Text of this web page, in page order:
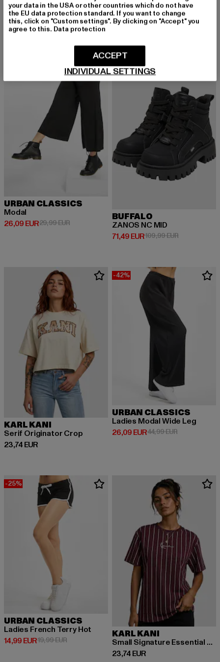
AIMN
Oversized Anorak
76,40 EUR
Derzeitiger Preis: 76,40 EUR
190,99 EURAktionspreis: 190,99 EUR
URBAN CLASSICS
Ladies Essentials Boxy
14,99 EUR
Derzeitiger Preis: 14,99 EUR
19,99 EUR Aktionspreis:
URBAN CLASSICS
Modal
26,09 EUR
Derzeitiger Preis: 26,09 EUR
29,99 EURAktionspreis: 29,99 EUR
-35%
BUFFALO
ZANOS NC MID
71,49 EUR
Derzeitiger Preis: 71,49 EUR
109,99 EURAktionspreis:
KARL KANI
Serif Originator Crop
23,74 EUR
Derzeitiger Preis: 23,74 EUR
-42%
URBAN CLASSICS
Ladies Modal Wide Leg
26,09 EUR
Derzeitiger Preis: 26,09 EUR
44,99 EURAktionspreis:
-25%
URBAN CLASSICS
Ladies French Terry Hot
14,99 EUR
Derzeitiger Preis: 14,99 EUR
19,99 EURAktionspreis: 19,99 EUR
KARL KANI
Small Signature Essential Pinstripe OS
23,74 EUR
Derzeitiger Preis: 23,74 EUR
your data in the USA or other countries which do not have
the EU data protection standard. If you want to change
this, click on "Custom settings". By clicking on "Accept" you
agree to this. Data protection
INDIVIDUAL SETTINGS
ACCEPT